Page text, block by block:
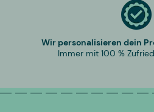
Wir personalisieren dein
Immer mit 100 %